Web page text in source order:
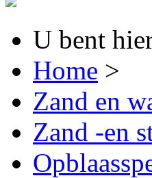
U bent
Home >
Zand en
Zand -en